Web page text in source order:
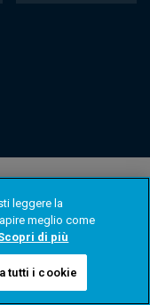
leggere la
meglio come
di più
tutti i cookie